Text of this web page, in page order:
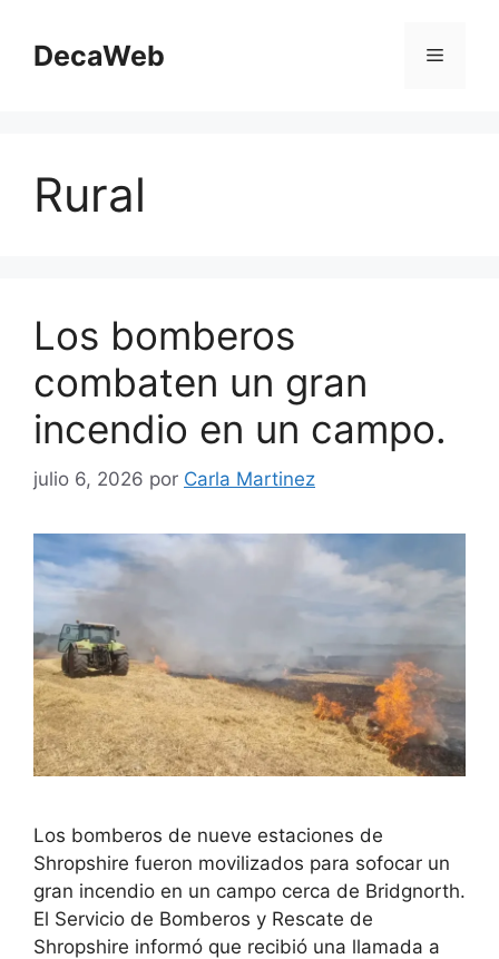
contenido
DecaWeb Menú
Rural
Los bomberos
combaten un gran
incendio en un campo.
julio 6, 2026 por Carla Martinez
Los bomberos de nueve estaciones de
Shropshire fueron movilizados para sofocar un
gran incendio en un campo cerca de Bridgnorth.
El Servicio de Bomberos y Rescate de
Shropshire informó que recibió una llamada a